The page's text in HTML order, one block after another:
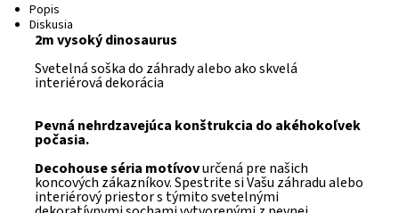
Popis
Diskusia
2m vysoký dinosaurus
Svetelná soška do záhrady alebo ako skvelá
interiérová dekorácia
Pevná nehrdzavejúca konštrukcia do akéhokoľvek
počasia.
Decohouse séria motívovurčená pre našich
koncových zákazníkov. Spestrite si Vašu záhradu alebo
interiérový priestor s týmito svetelnými